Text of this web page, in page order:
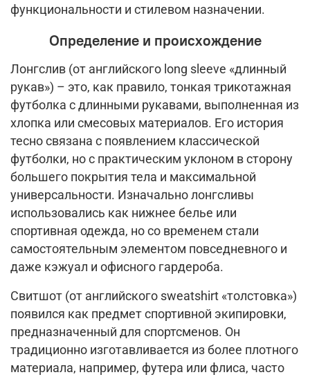
функциональности и стилевом назначении.
Определение и происхождение
Лонгслив (от английского long sleeve «длинный
рукав») – это, как правило, тонкая трикотажная
футболка с длинными рукавами, выполненная из
хлопка или смесовых материалов. Его история
тесно связана с появлением классической
футболки, но с практическим уклоном в сторону
большего покрытия тела и максимальной
универсальности. Изначально лонгсливы
использовались как нижнее белье или
спортивная одежда, но со временем стали
самостоятельным элементом повседневного и
даже кэжуал и офисного гардероба.
Свитшот (от английского sweatshirt «толстовка»)
появился как предмет спортивной экипировки,
предназначенный для спортсменов. Он
традиционно изготавливается из более плотного
материала, например, футера или флиса, часто